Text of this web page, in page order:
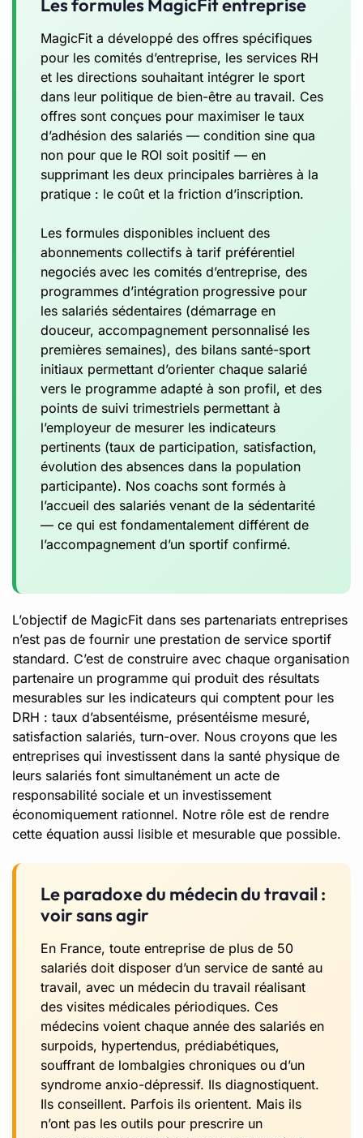
Les formules MagicFit entreprise
MagicFit a développé des offres spécifiques
pour les comités d’entreprise, les services RH
et les directions souhaitant intégrer le sport
dans leur politique de bien-être au travail. Ces
offres sont conçues pour maximiser le taux
d’adhésion des salariés — condition sine qua
non pour que le ROI soit positif — en
supprimant les deux principales barrières à la
pratique : le coût et la friction d’inscription.
Les formules disponibles incluent des
abonnements collectifs à tarif préférentiel
negociés avec les comités d’entreprise, des
programmes d’intégration progressive pour
les salariés sédentaires (démarrage en
douceur, accompagnement personnalisé les
premières semaines), des bilans santé-sport
initiaux permettant d’orienter chaque salarié
vers le programme adapté à son profil, et des
points de suivi trimestriels permettant à
l’employeur de mesurer les indicateurs
pertinents (taux de participation, satisfaction,
évolution des absences dans la population
participante). Nos coachs sont formés à
l’accueil des salariés venant de la sédentarité
— ce qui est fondamentalement différent de
l’accompagnement d’un sportif confirmé.
L’objectif de MagicFit dans ses partenariats entreprises
n’est pas de fournir une prestation de service sportif
standard. C’est de construire avec chaque organisation
partenaire un programme qui produit des résultats
mesurables sur les indicateurs qui comptent pour les
DRH : taux d’absentéisme, présentéisme mesuré,
satisfaction salariés, turn-over. Nous croyons que les
entreprises qui investissent dans la santé physique de
leurs salariés font simultanément un acte de
responsabilité sociale et un investissement
économiquement rationnel. Notre rôle est de rendre
cette équation aussi lisible et mesurable que possible.
Le paradoxe du médecin du travail :
voir sans agir
En France, toute entreprise de plus de 50
salariés doit disposer d’un service de santé au
travail, avec un médecin du travail réalisant
des visites médicales périodiques. Ces
médecins voient chaque année des salariés en
surpoids, hypertendus, prédiabétiques,
souffrant de lombalgies chroniques ou d’un
syndrome anxio-dépressif. Ils diagnostiquent.
Ils conseillent. Parfois ils orientent. Mais ils
n’ont pas les outils pour prescrire un